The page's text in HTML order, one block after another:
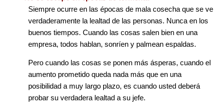
Siempre ocurre en las épocas de mala cosecha que se ve
verdaderamente la lealtad de las personas. Nunca en los
buenos tiempos. Cuando las cosas salen bien en una
empresa, todos hablan, sonríen y palmean espaldas.
Pero cuando las cosas se ponen más ásperas, cuando el
aumento prometido queda nada más que en una
posibilidad a muy largo plazo, es cuando usted deberá
probar su verdadera lealtad a su jefe.